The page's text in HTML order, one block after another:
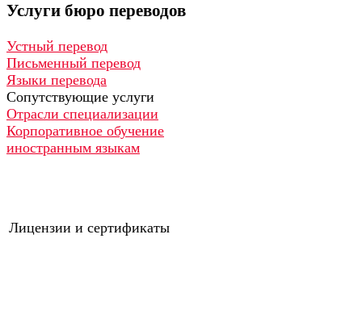
Услуги бюро переводов
Устный перевод
Письменный перевод
Языки перевода
Сопутствующие услуги
Отрасли специализации
Корпоративное обучение
иностранным языкам
Лицензии и сертификаты